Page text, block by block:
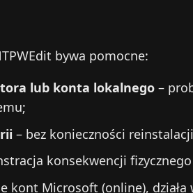
bywa pomocne:
lub konta lokalnego –
– bez konieczności
konsekwencji
kont Microsoft (online), działa